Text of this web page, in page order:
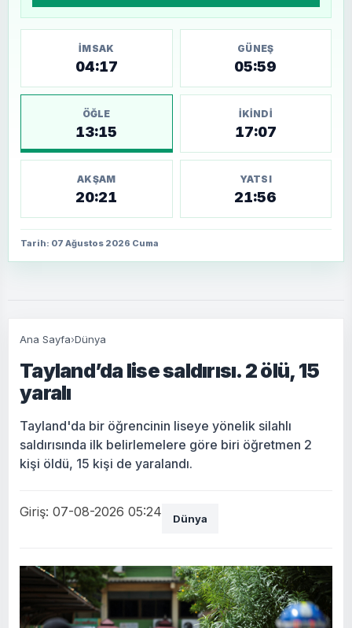
İMSAK
04:17
GÜNEŞ
05:59
ÖĞLE
13:15
İKINDI
17:07
AKŞAM
20:21
YATSI
21:56
Tarih: 07 Ağustos 2026 Cuma
Ana Sayfa›Dünya
Tayland’da lise saldırısı. 2 ölü, 15
yaralı
Tayland'da bir öğrencinin liseye yönelik silahlı
saldırısında ilk belirlemelere göre biri öğretmen 2
kişi öldü, 15 kişi de yaralandı.
Giriş: 07-08-2026 05:24 Dünya